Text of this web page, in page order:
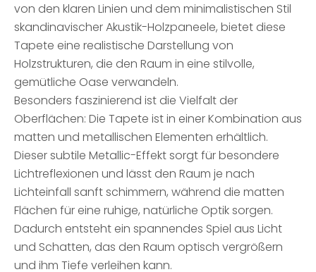
von den klaren Linien und dem minimalistischen Stil
skandinavischer Akustik-Holzpaneele, bietet diese
Tapete eine realistische Darstellung von
Holzstrukturen, die den Raum in eine stilvolle,
gemütliche Oase verwandeln.
Besonders faszinierend ist die Vielfalt der
Oberflächen: Die Tapete ist in einer Kombination aus
matten und metallischen Elementen erhältlich.
Dieser subtile Metallic-Effekt sorgt für besondere
Lichtreflexionen und lässt den Raum je nach
Lichteinfall sanft schimmern, während die matten
Flächen für eine ruhige, natürliche Optik sorgen.
Dadurch entsteht ein spannendes Spiel aus Licht
und Schatten, das den Raum optisch vergrößern
und ihm Tiefe verleihen kann.